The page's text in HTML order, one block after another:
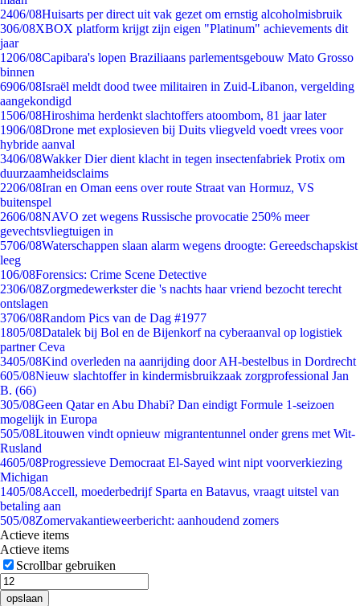
2406/08Huisarts per direct uit vak gezet om ernstig alcoholmisbruik
306/08XBOX platform krijgt zijn eigen "Platinum" achievements dit
jaar
1206/08Capibara's lopen Braziliaans parlementsgebouw Mato Grosso
binnen
6906/08Israël meldt dood twee militairen in Zuid-Libanon, vergelding
aangekondigd
1506/08Hiroshima herdenkt slachtoffers atoombom, 81 jaar later
1906/08Drone met explosieven bij Duits vliegveld voedt vrees voor
hybride aanval
3406/08Wakker Dier dient klacht in tegen insectenfabriek Protix om
duurzaamheidsclaims
2206/08Iran en Oman eens over route Straat van Hormuz, VS
buitenspel
2606/08NAVO zet wegens Russische provocatie 250% meer
gevechtsvliegtuigen in
5706/08Waterschappen slaan alarm wegens droogte: Gereedschapskist
leeg
106/08Forensics: Crime Scene Detective
2306/08Zorgmedewerkster die 's nachts haar vriend bezocht terecht
ontslagen
3706/08Random Pics van de Dag #1977
1805/08Datalek bij Bol en de Bijenkorf na cyberaanval op logistiek
partner Ceva
3405/08Kind overleden na aanrijding door AH-bestelbus in Dordrecht
605/08Nieuw slachtoffer in kindermisbruikzaak zorgprofessional Jan
B. (66)
305/08Geen Qatar en Abu Dhabi? Dan eindigt Formule 1-seizoen
mogelijk in Europa
505/08Litouwen vindt opnieuw migrantentunnel onder grens met Wit-
Rusland
4605/08Progressieve Democraat El-Sayed wint nipt voorverkiezing
Michigan
1405/08Accell, moederbedrijf Sparta en Batavus, vraagt uitstel van
betaling aan
505/08Zomervakantieweerbericht: aanhoudend zomers
Actieve items
Actieve items
Scrollbar gebruiken
opslaan